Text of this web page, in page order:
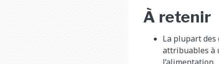
À retenir
La plupart des
attribuables à